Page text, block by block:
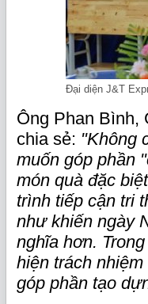
Đại diện J&T
Ông Phan Bình,
chia sẻ: "Không
muốn góp phần
món quà đặc
trình tiếp cận tri
như khiến ngày
nghĩa hơn.
hiện trách
góp phần tạo